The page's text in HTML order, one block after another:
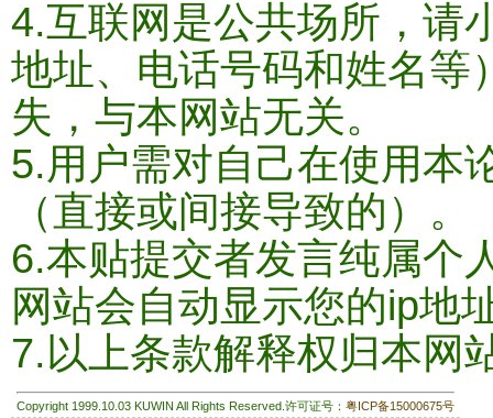
4.互联网是公共场所，请
地址、电话号码和姓名等
失，与本网站无关。
5.用户需对自己在使用本
（直接或间接导致的）。
6.本贴提交者发言纯属个
网站会自动显示您的ip地
7.以上条款解释权归本网
Copyright 1999.10.03 KUWIN All Rights Reserved.许可证号： 粤ICP备15000675号